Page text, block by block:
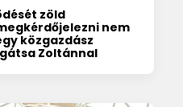
zöld
nem
közgazdász
Zoltánnal